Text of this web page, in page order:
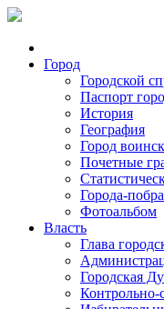
Город
Городской
Паспорт
История
География
Город
Почетные
Города-
Фотоальбом
Власть
Глава
Городская
Контрольно-